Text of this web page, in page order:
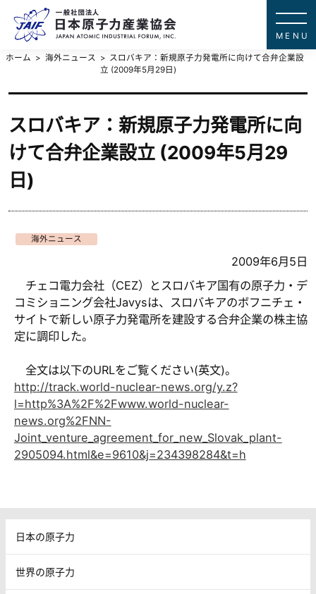
ホーム 海外ニュース
スロバキア：新規原子力発電所に向けて合弁企業設
立 (2009年5月29日)
スロバキア：新規原子力発電所に向
けて合弁企業設立 (2009年5月29
日)
海外ニュース
2009年6月5日
チェコ電力会社（CEZ）とスロバキア国有の原子力・デ
コミショニング会社Javysは、スロバキアのボフニチェ・
サイトで新しい原子力発電所を建設する合弁企業の株主協
定に調印した。
全文は以下のURLをご覧ください(英文)。
http://track.world-nuclear-news.org/y.z?
l=http%3A%2F%2Fwww.world-nuclear-
news.org%2FNN-
Joint_venture_agreement_for_new_Slovak_plant-
2905094.html&e=9610&j=234398284&t=h
日本の原子力
世界の原子力